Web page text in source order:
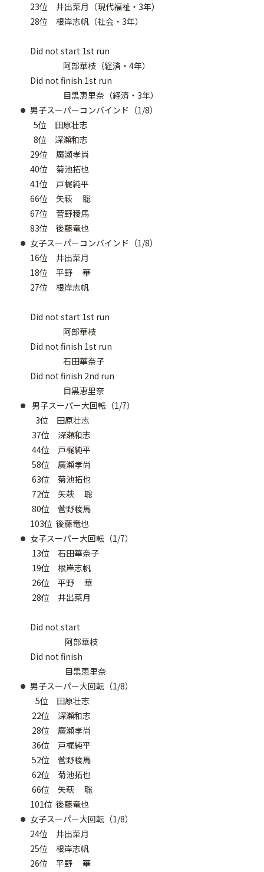
23位 井出菜月（現代福祉・3年）
28位 根岸志帆（社会・3年）
Did not start 1st run
阿部華枝（経済・4年）
Did not finish 1st run
目黒恵里奈（経済・3年）
男子スーパーコンバインド（1/8）
5位 田原壮志
8位 深瀬和志
29位 廣瀬孝尚
40位 菊池拓也
41位 戸梶純平
66位 矢萩 聡
67位 菅野稜馬
83位 後藤竜也
女子スーパーコンバインド（1/8）
16位 井出菜月
18位 平野 華
27位 根岸志帆
Did not start 1st run
阿部華枝
Did not finish 1st run
石田華奈子
Did not finish 2nd run
目黒恵里奈
男子スーパー大回転（1/7）
3位 田原壮志
37位 深瀬和志
44位 戸梶純平
58位 廣瀬孝尚
63位 菊池拓也
72位 矢萩 聡
80位 菅野稜馬
103位 後藤竜也
女子スーパー大回転（1/7）
13位 石田華奈子
19位 根岸志帆
26位 平野 華
28位 井出菜月
Did not start
阿部華枝
Did not finish
目黒恵里奈
男子スーパー大回転（1/8）
5位 田原壮志
22位 深瀬和志
28位 廣瀬孝尚
36位 戸梶純平
52位 菅野稜馬
62位 菊池拓也
66位 矢萩 聡
101位 後藤竜也
女子スーパー大回転（1/8）
24位 井出菜月
25位 根岸志帆
26位 平野 華